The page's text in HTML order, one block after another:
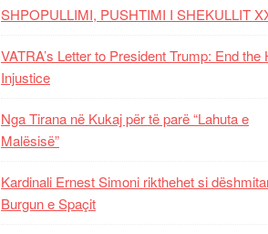
SHPOPULLIMI, PUSHTIMI I SHEKULLIT
VATRA’s Letter to President Trump: End the
Injustice
Nga Tirana në Kukaj për të parë “Lahuta e
Malësisë”
Kardinali Ernest Simoni rikthehet si
Burgun e Spaçit